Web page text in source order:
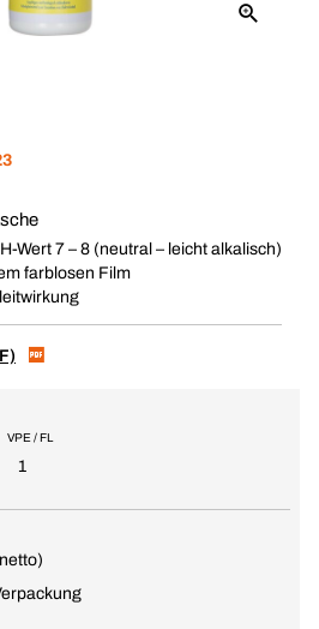
Wert 7 – 8 (neutral – leicht alkalisch)
farblosen Film
VPE / FL
1